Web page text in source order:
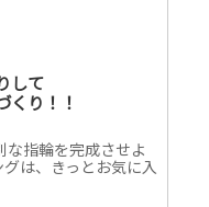
して
くり！！
な指輪を完成させよ
は、きっとお気に入